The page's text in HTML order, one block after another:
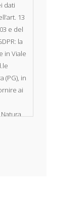
dati
13
e del
la
in Viale
(PG), in
ai